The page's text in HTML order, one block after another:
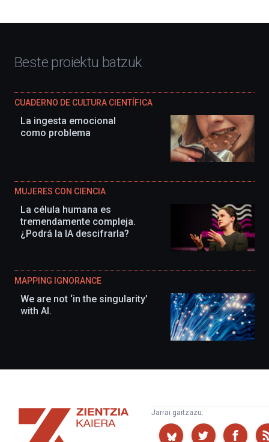
Beste proiektu batzuk
CUADERNO DE CULTURA CIENTÍFICA
La ingesta emocional
como problema
MUJERES CON CIENCIA
La célula humana es
tremendamente compleja.
¿Podrá la IA descifrarla?
MAPPING IGNORANCE
We are not ‘in the singularity’
with AI.
Zientzia
Kaiera
Jarrai gaitzazu: